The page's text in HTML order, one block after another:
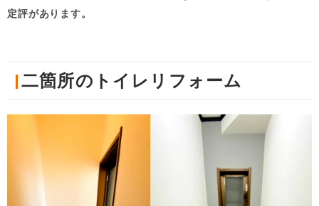
定評があります。
二箇所のトイレリフォーム